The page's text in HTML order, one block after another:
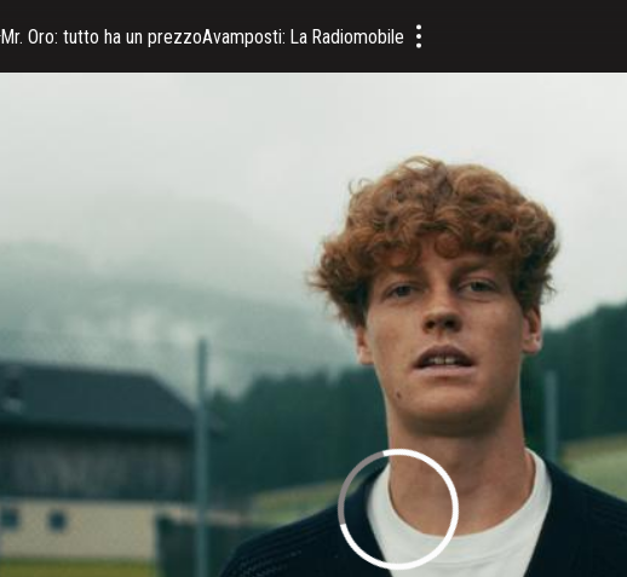
Mr. Oro: tutto ha un prezzoAvamposti: La Radiomobile